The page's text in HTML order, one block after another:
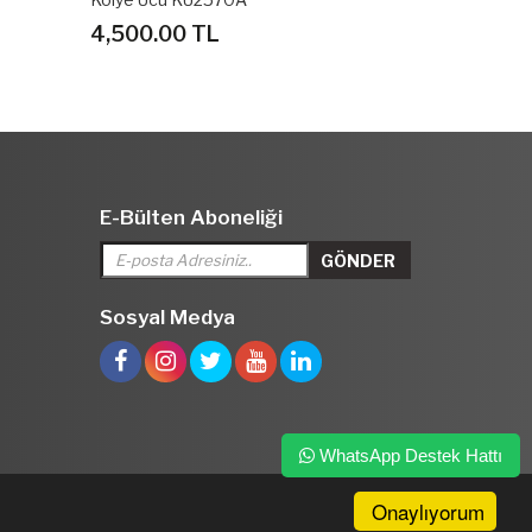
Onaylıyorum
5,090.00 TL
E-Bülten Aboneliği
Sosyal Medya
WhatsApp Destek Hattı